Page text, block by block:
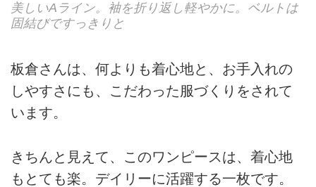
美しいAライン。袖を折り返し軽やかに。ベルトは
固結びですっきりと
板倉さんは、何よりも着心地と、お手入れの
しやすさにも、こだわった服づくりをされて
います。
きちんと見えて、このワンピースは、着心地
もとても楽。デイリーに活躍する一枚です。